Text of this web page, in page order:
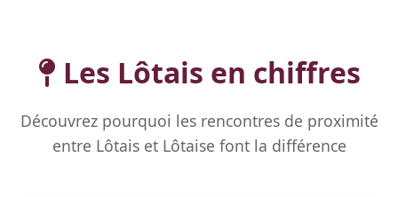
Les Lôtais en chiffres
Découvrez pourquoi les rencontres de proximité
entre Lôtais et Lôtaise font la différence